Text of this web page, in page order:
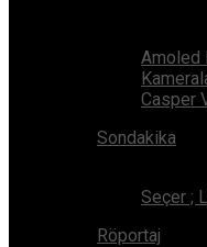
Amoled
Casper
Sondakika
Seçer ;
Röportaj